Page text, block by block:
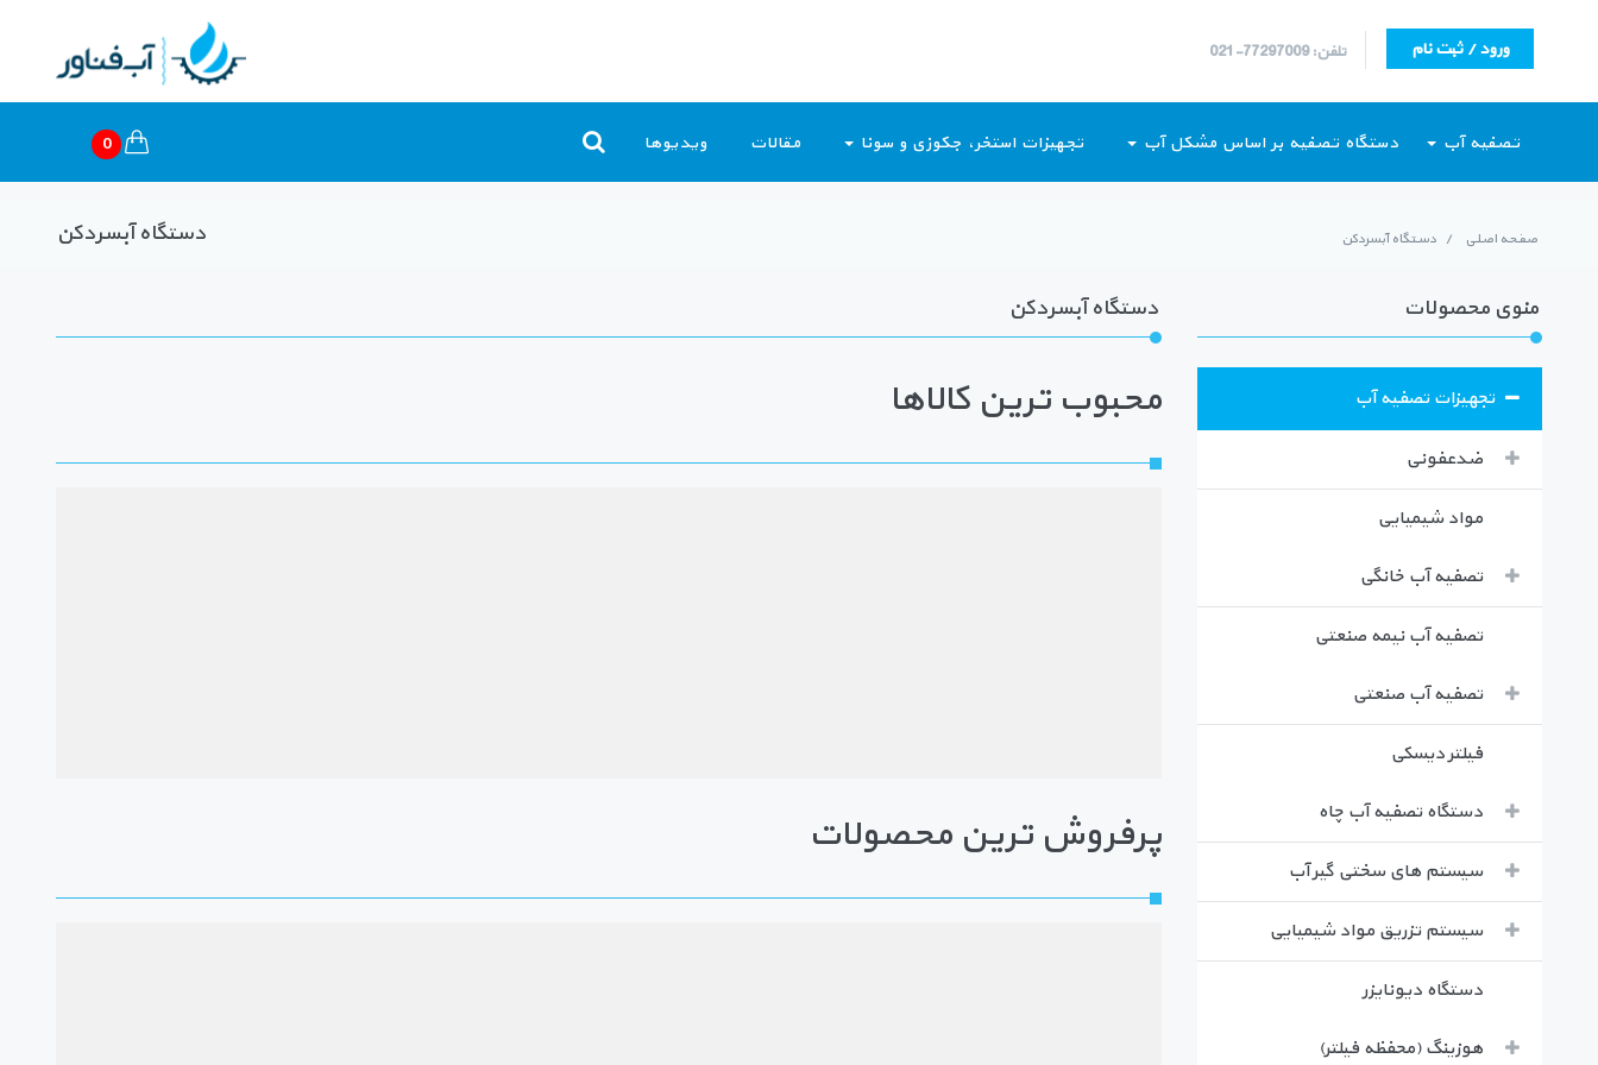
تلفن: 77297009-021 ورود / ثبت نام
تصفیه آب دستگاه تصفیه بر اساس مشکل آب تجهیزات استخر، جکوزی و سونا مقالات ویدیوها 0
دستگاه آبسردکن صفحه اصلی / دستگاه آبسردکن
منوی محصولات
تجهیزات تصفیه آب
ضدعفونی
مواد شیمیایی
تصفیه آب خانگی
تصفیه آب نیمه صنعتی
تصفیه آب صنعتی
فیلتر دیسکی
دستگاه تصفیه آب چاه
سیستم های سختی گیر آب
سیستم تزریق مواد شیمیایی
دستگاه دیونایزر
هوزینگ (محفظه فیلتر)
دستگاه آبسردکن
محبوب ترین کالاها
پرفروش ترین محصولات